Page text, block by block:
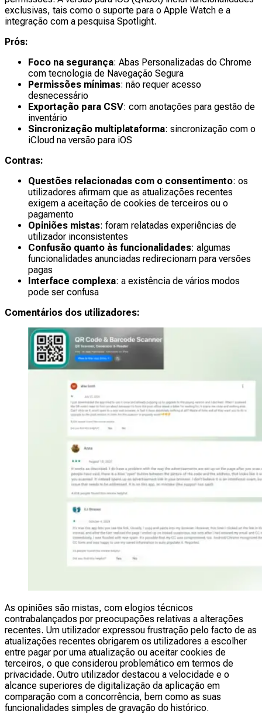
exclusivas, tais como o suporte para o Apple Watch e a
integração com a pesquisa Spotlight.
Prós:
Foco na segurança: Abas Personalizadas do Chrome
com tecnologia de Navegação Segura
Permissões mínimas: não requer acesso
desnecessário
Exportação para CSV: com anotações para gestão de
inventário
Sincronização multiplataforma: sincronização com o
iCloud na versão para iOS
Contras:
Questões relacionadas com o consentimento: os
utilizadores afirmam que as atualizações recentes
exigem a aceitação de cookies de terceiros ou o
pagamento
Opiniões mistas: foram relatadas experiências de
utilizador inconsistentes
Confusão quanto às funcionalidades: algumas
funcionalidades anunciadas redirecionam para versões
pagas
Interface complexa: a existência de vários modos
pode ser confusa
Comentários dos utilizadores:
As opiniões são mistas, com elogios técnicos
contrabalançados por preocupações relativas a alterações
recentes. Um utilizador expressou frustração pelo facto de as
atualizações recentes obrigarem os utilizadores a escolher
entre pagar por uma atualização ou aceitar cookies de
terceiros, o que considerou problemático em termos de
privacidade. Outro utilizador destacou a velocidade e o
alcance superiores de digitalização da aplicação em
comparação com a concorrência, bem como as suas
funcionalidades simples de gravação do histórico.